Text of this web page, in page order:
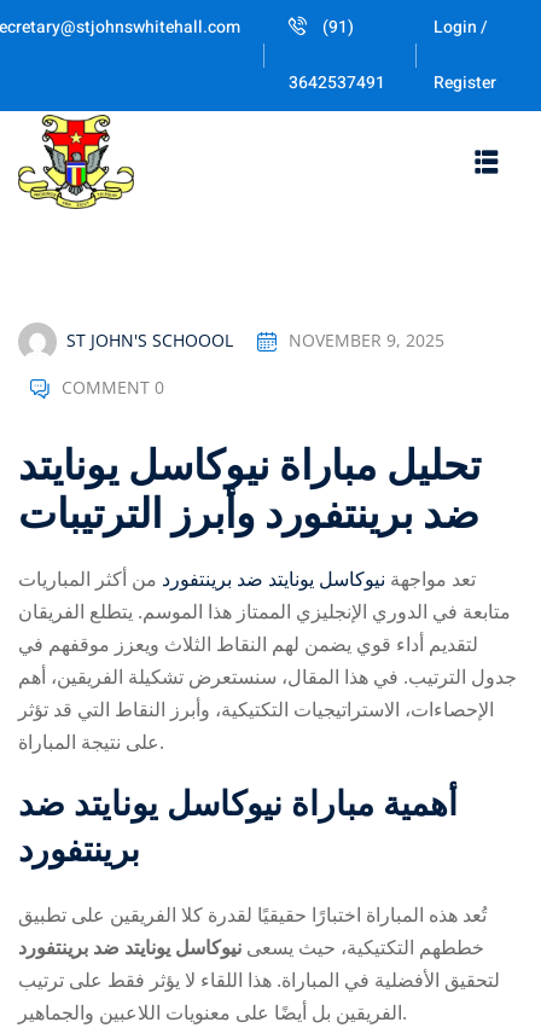
Skip
(91)
3642537491
Login /
Register
ST JOHN'S SCHOOOL NOVEMBER 9, 2025
COMMENT 0
تحليل مباراة نيوكاسل يونايتد
ضد برينتفورد وأبرز الترتيبات
تعد مواجهة نيوكاسل يونايتد ضد برينتفورد من أكثر المباريات
متابعة في الدوري الإنجليزي الممتاز هذا الموسم. يتطلع الفريقان
لتقديم أداء قوي يضمن لهم النقاط الثلاث ويعزز موقفهم في
جدول الترتيب. في هذا المقال، سنستعرض تشكيلة الفريقين، أهم
الإحصاءات، الاستراتيجيات التكتيكية، وأبرز النقاط التي قد تؤثر
على نتيجة المباراة.
أهمية مباراة نيوكاسل يونايتد ضد
برينتفورد
تُعد هذه المباراة اختبارًا حقيقيًا لقدرة كلا الفريقين على تطبيق
خططهم التكتيكية، حيث يسعى نيوكاسل يونايتد ضد برينتفورد
لتحقيق الأفضلية في المباراة. هذا اللقاء لا يؤثر فقط على ترتيب
الفريقين بل أيضًا على معنويات اللاعبين والجماهير.
Sign in Sign up